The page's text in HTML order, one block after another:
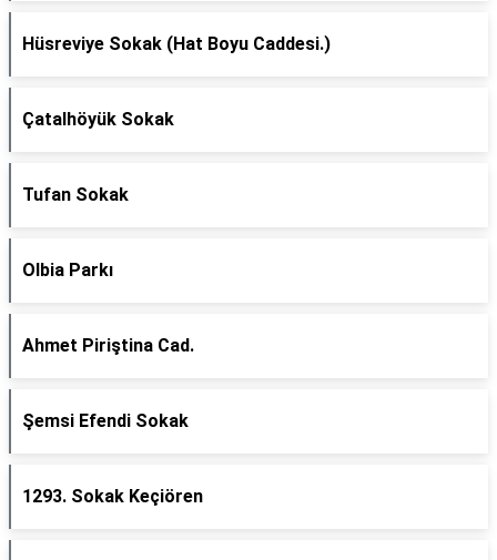
Hüsreviye Sokak (Hat Boyu Caddesi.)
Çatalhöyük Sokak
Tufan Sokak
Olbia Parkı
Ahmet Piriştina Cad.
Şemsi Efendi Sokak
1293. Sokak Keçiören